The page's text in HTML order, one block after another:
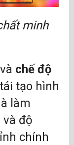
minh
chế độ
tái tạo hình
làm
và độ
chính